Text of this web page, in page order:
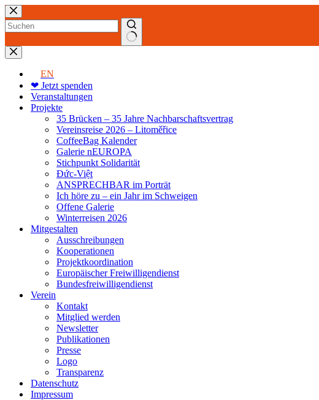
Zum
Inhalt
springen
Keine
Ergebnisse
EN
❤ Jetzt spenden
Veranstaltungen
Projekte
35 Brücken – 35 Jahre Nachbarschaftsvertrag
Vereinsreise 2026 – Litoměřice
CoffeeBag Kalender
Galerie nEUROPA
Stichpunkt Solidarität
Đức-Việt
ANSPRECHBAR im Porträt
Ich höre zu – ein Jahr im Schweigen
Offene Galerie
Winterreisen 2026
Mitgestalten
Ausschreibungen
Kooperationen
Projektkoordination
Europäischer Freiwilligendienst
Bundesfreiwilligendienst
Verein
Kontakt
Mitglied werden
Newsletter
Publikationen
Presse
Logo
Transparenz
Datenschutz
Impressum